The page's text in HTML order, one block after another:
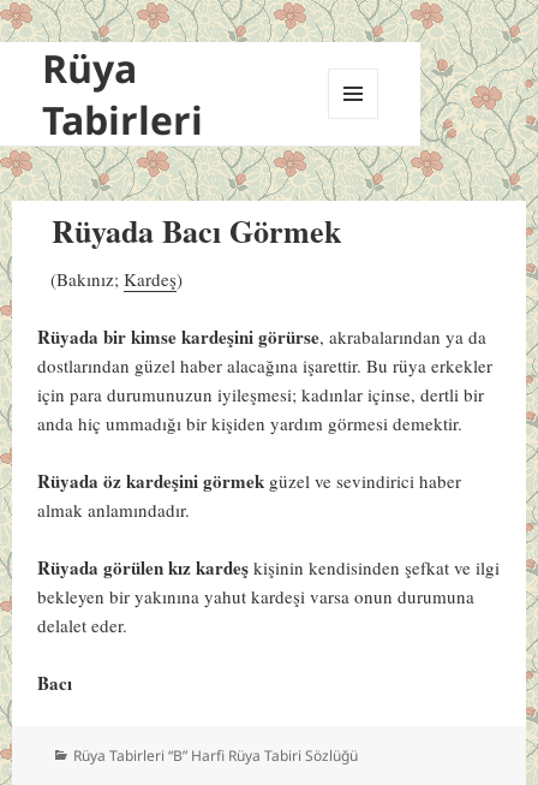
Rüya
Tabirleri
VE
BILEŞENLER
Rüyada Bacı Görmek
(Bakınız;Kardeş)
Rüyada bir kimse kardeşini görürse, akrabalarından ya da
dostlarından güzel haber alacağına işarettir. Bu rüya erkekler
için para durumunuzun iyileşmesi; kadınlar içinse, dertli bir
anda hiç ummadığı bir kişiden yardım görmesi demektir.
Rüyada öz kardeşini görmek güzel ve sevindirici haber
almak anlamındadır.
Rüyada görülen kız kardeş kişinin kendisinden şefkat ve ilgi
bekleyen bir yakınına yahut kardeşi varsa onun durumuna
delalet eder.
Bacı
Kategoriler
Rüya Tabirleri “B” Harfi Rüya Tabiri Sözlüğü